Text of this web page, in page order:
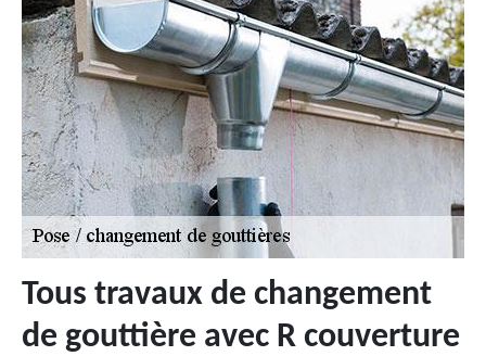
Tous travaux de changement
de gouttière avec R couverture